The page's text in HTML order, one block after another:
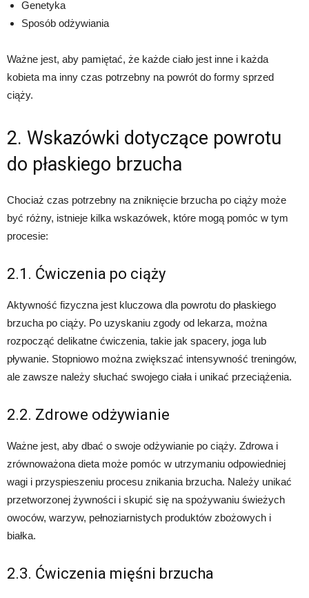
Genetyka
Sposób odżywiania
Ważne jest, aby pamiętać, że każde ciało jest inne i każda
kobieta ma inny czas potrzebny na powrót do formy sprzed
ciąży.
2. Wskazówki dotyczące powrotu
do płaskiego brzucha
Chociaż czas potrzebny na zniknięcie brzucha po ciąży może
być różny, istnieje kilka wskazówek, które mogą pomóc w tym
procesie:
2.1. Ćwiczenia po ciąży
Aktywność fizyczna jest kluczowa dla powrotu do płaskiego
brzucha po ciąży. Po uzyskaniu zgody od lekarza, można
rozpocząć delikatne ćwiczenia, takie jak spacery, joga lub
pływanie. Stopniowo można zwiększać intensywność treningów,
ale zawsze należy słuchać swojego ciała i unikać przeciążenia.
2.2. Zdrowe odżywianie
Ważne jest, aby dbać o swoje odżywianie po ciąży. Zdrowa i
zrównoważona dieta może pomóc w utrzymaniu odpowiedniej
wagi i przyspieszeniu procesu znikania brzucha. Należy unikać
przetworzonej żywności i skupić się na spożywaniu świeżych
owoców, warzyw, pełnoziarnistych produktów zbożowych i
białka.
2.3. Ćwiczenia mięśni brzucha